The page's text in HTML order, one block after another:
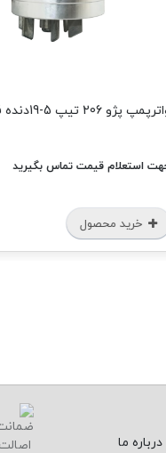
پژو 206 تیپ 5-19دنده فرانکو
استعلام قیمت تماس بگیرید
خرید محصول
درباره ما